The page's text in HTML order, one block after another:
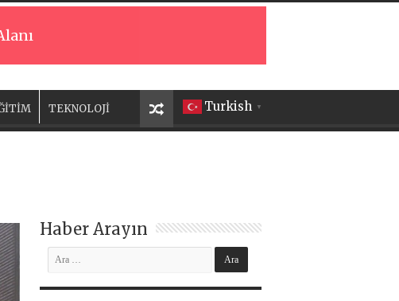
Turkish ▼
TEKNOLOJİ
Haber Arayın